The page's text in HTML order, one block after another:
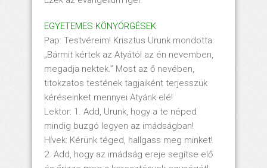
EGYETEMES KÖNYÖRGÉSEK
Pap: Testvéreim! Krisztus Urunk mondotta:
„Bármit kértek az Atyától az én nevemben,
megadja nektek.” Most az ő nevében,
titokzatos testének tagjaiként terjesszük
kéréseinket mennyei Atyánk elé!
Lektor: 1. Add, Urunk, hogy a te néped
mindig buzgó legyen az imádságban!
Hívek: Kérünk téged, hallgass meg minket!
2. Add, hogy az imádság ereje segítse elő